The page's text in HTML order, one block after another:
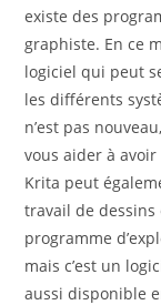
existe des
graphiste. En ce
logiciel qui peut
les différents
n’est pas
vous aider à
Krita peut
travail de
programme
mais c’est un
aussi disponible